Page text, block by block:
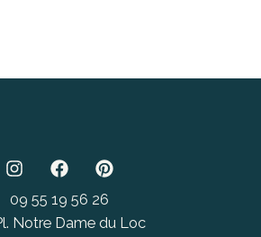
09 55 19 56 26
Notre Dame du Loc